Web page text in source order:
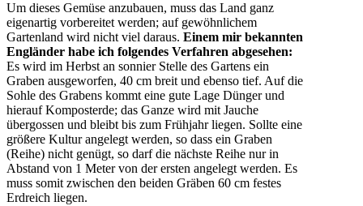
Um dieses Gemüse anzubauen, muss das Land ganz
eigenartig vorbereitet werden; auf gewöhnlichem
Gartenland wird nicht viel daraus. Einem mir bekannten
Engländer habe ich folgendes Verfahren abgesehen:
Es wird im Herbst an sonnier Stelle des Gartens ein
Graben ausgeworfen, 40 cm breit und ebenso tief. Auf die
Sohle des Grabens kommt eine gute Lage Dünger und
hierauf Komposterde; das Ganze wird mit Jauche
übergossen und bleibt bis zum Frühjahr liegen. Sollte eine
größere Kultur angelegt werden, so dass ein Graben
(Reihe) nicht genügt, so darf die nächste Reihe nur in
Abstand von 1 Meter von der ersten angelegt werden. Es
muss somit zwischen den beiden Gräben 60 cm festes
Erdreich liegen.